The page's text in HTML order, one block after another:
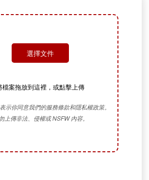
選擇文件
檔案拖放到這裡，或點擊上傳
示你同意我們的服務條款和隱私權政策。
上傳非法、侵權或 NSFW 內容。